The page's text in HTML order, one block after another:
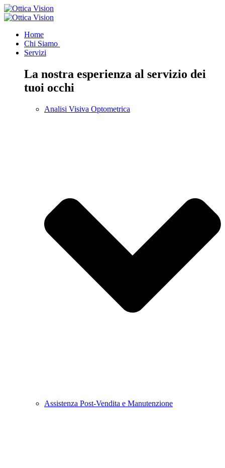
Home
Chi Siamo
Servizi
La nostra esperienza al servizio dei
tuoi occhi
Analisi Visiva Optometrica
Assistenza Post-Vendita e Manutenzione